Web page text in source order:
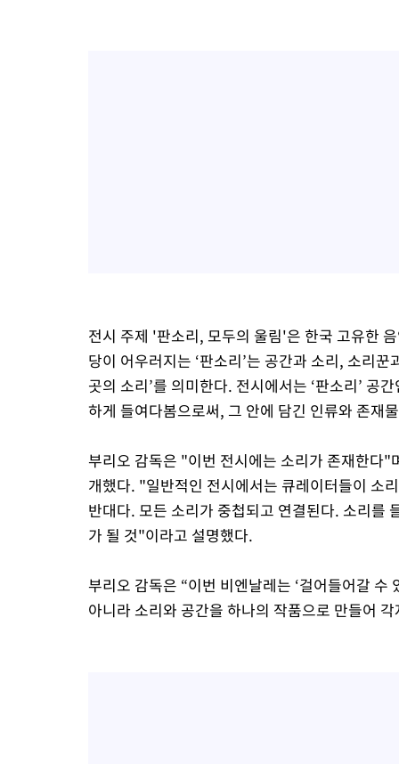
전시 주제 '판소리, 모두의 울림'은 한국 고유한
당이 어우러지는 ‘판소리’는 공간과 소리, 소리
곳의 소리’를 의미한다. 전시에서는 ‘판소리’ 공
하게 들여다봄으로써, 그 안에 담긴 인류와 존재
부리오 감독은 "이번 전시에는 소리가 존재한다
개했다. "일반적인 전시에서는 큐레이터들이 소
반대다. 모든 소리가 중첩되고 연결된다. 소리를
가 될 것"이라고 설명했다.
부리오 감독은 “이번 비엔날레는 ‘걸어들어갈
아니라 소리와 공간을 하나의 작품으로 만들어